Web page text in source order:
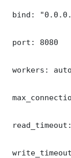
bind:
port: 8080
workers: